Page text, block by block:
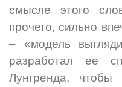
смысле этого
прочего, сильно
– «модель
разработал ее
Лунгренда,